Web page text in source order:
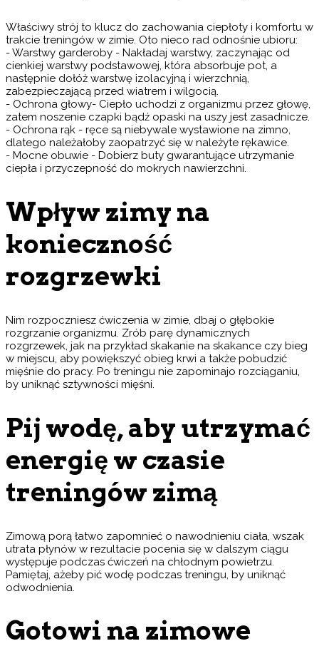
Właściwy strój to klucz do zachowania ciepłoty i komfortu w
trakcie treningów w zimie. Oto nieco rad odnośnie ubioru:
- Warstwy garderoby - Nakładaj warstwy, zaczynając od
cienkiej warstwy podstawowej, która absorbuje pot, a
następnie dołóż warstwę izolacyjną i wierzchnią,
zabezpieczającą przed wiatrem i wilgocią.
- Ochrona głowy- Ciepło uchodzi z organizmu przez głowę,
zatem noszenie czapki bądź opaski na uszy jest zasadnicze.
- Ochrona rąk - ręce są niebywale wystawione na zimno,
dlatego należałoby zaopatrzyć się w należyte rękawice.
- Mocne obuwie - Dobierz buty gwarantujące utrzymanie
ciepła i przyczepność do mokrych nawierzchni.
Wpływ zimy na
konieczność
rozgrzewki
Nim rozpoczniesz ćwiczenia w zimie, dbaj o głębokie
rozgrzanie organizmu. Zrób parę dynamicznych
rozgrzewek, jak na przykład skakanie na skakance czy bieg
w miejscu, aby powiększyć obieg krwi a także pobudzić
mięśnie do pracy. Po treningu nie zapominajo rozciąganiu,
by uniknąć sztywności mięśni.
Pij wodę, aby utrzymać
energię w czasie
treningów zimą
Zimową porą łatwo zapomnieć o nawodnieniu ciała, wszak
utrata płynów w rezultacie pocenia się w dalszym ciągu
występuje podczas ćwiczeń na chłodnym powietrzu.
Pamiętaj, ażeby pić wodę podczas treningu, by uniknąć
odwodnienia.
Gotowi na zimowe